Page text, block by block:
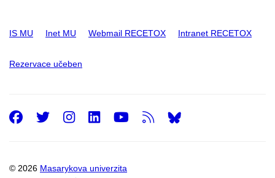
IS MU Inet MU Webmail RECETOX Intranet RECETOX
Rezervace učeben
© 2026 Masarykova univerzita
Facebook
Twitter
Instagram
LinkedIn
Youtube
RSS